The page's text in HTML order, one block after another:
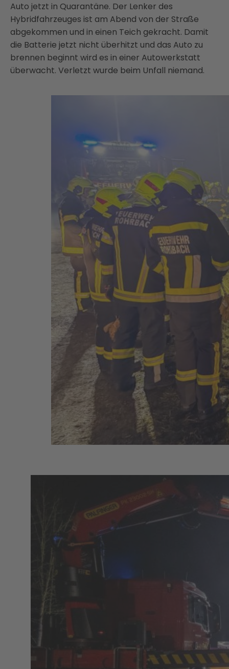
Auto jetzt in Quarantäne. Der Lenker des
Hybridfahrzeuges ist am Abend von der Straße
abgekommen und in einen Teich gekracht. Damit
die Batterie jetzt nicht überhitzt und das Auto zu
brennen beginnt wird es in einer Autowerkstatt
überwacht. Verletzt wurde beim Unfall niemand.